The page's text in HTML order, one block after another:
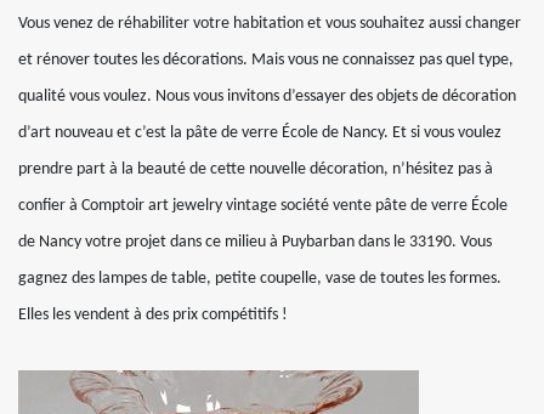
Vous venez de réhabiliter votre habitation et vous souhaitez aussi changer
et rénover toutes les décorations. Mais vous ne connaissez pas quel type,
qualité vous voulez. Nous vous invitons d’essayer des objets de décoration
d’art nouveau et c’est la pâte de verre École de Nancy. Et si vous voulez
prendre part à la beauté de cette nouvelle décoration, n’hésitez pas à
confier à Comptoir art jewelry vintage société vente pâte de verre École
de Nancy votre projet dans ce milieu à Puybarban dans le 33190. Vous
gagnez des lampes de table, petite coupelle, vase de toutes les formes.
Elles les vendent à des prix compétitifs !